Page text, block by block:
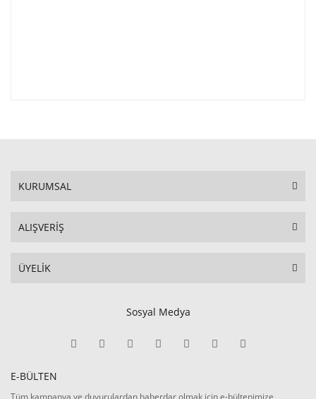
KURUMSAL
ALIŞVERİŞ
ÜYELİK
Sosyal Medya
E-BÜLTEN
Tüm kampanya ve duyurulardan haberdar olmak için e-bültenimize